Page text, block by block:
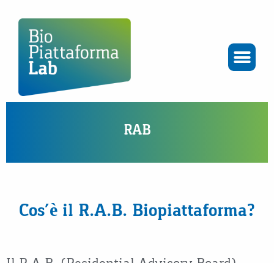
RAB
Cos’è il R.A.B. Biopiattaforma?